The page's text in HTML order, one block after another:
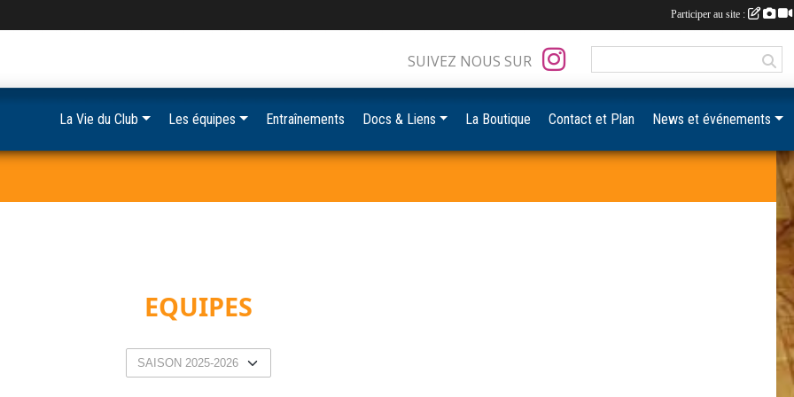
EQUIPES
SUIVEZ NOUS SUR
La Vie du Club Les équipes Entraînements Docs & Liens La Boutique Contact et Plan News et événements
Participer au site :